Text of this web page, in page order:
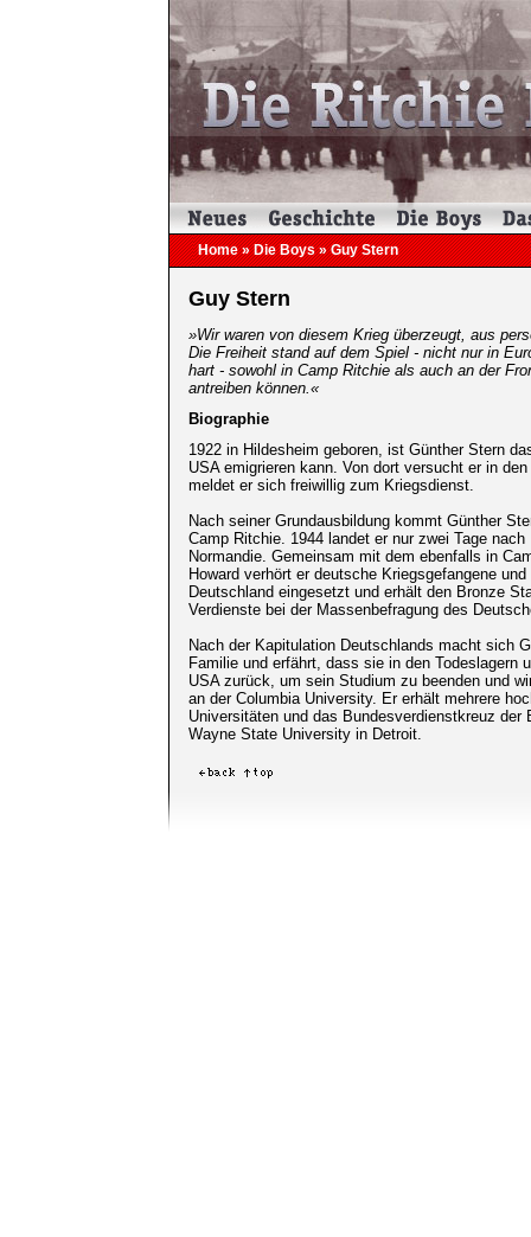
Home»Die Boys» Guy Stern
Guy Stern
»Wir waren von diesem Krieg überzeugt, aus
Die Freiheit stand auf dem Spiel - nicht nur in
hart - sowohl in Camp Ritchie als auch an der
antreiben können.«
Biographie
1922 in Hildesheim geboren, ist Günther Stern
USA emigrieren kann. Von dort versucht er in
meldet er sich freiwillig zum Kriegsdienst.
Nach seiner Grundausbildung kommt Günther
Camp Ritchie. 1944 landet er nur zwei Tage
Normandie. Gemeinsam mit dem ebenfalls in
Howard verhört er deutsche Kriegsgefangene
Deutschland eingesetzt und erhält den Bronze
Verdienste bei der Massenbefragung des
Nach der Kapitulation Deutschlands macht sich
Familie und erfährt, dass sie in den Todeslagern
USA zurück, um sein Studium zu beenden und
an der Columbia University. Er erhält mehrere
Universitäten und das Bundesverdienstkreuz
Wayne State University in Detroit.